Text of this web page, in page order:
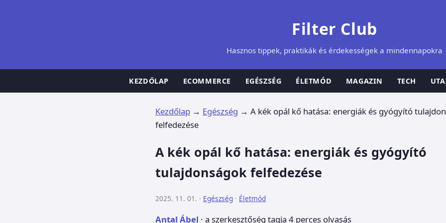
Filter Club
Hasznos tippek, praktikák és érdekességek a mindennapokra
KEZDŐLAP ECOMMERCE EGÉSZSÉG ÉLETMÓD MAGAZIN TECH
Kezdőlap → Egészség → A kék opál kő hatása: energiák és gyógyító
felfedezése
A kék opál kő hatása: energiák és gyógyító
tulajdonságok felfedezése
2025. 11. 01. · Egészség · Életmód
Antal Ábel · a szerkesztőség tagja 4 perces olvasás